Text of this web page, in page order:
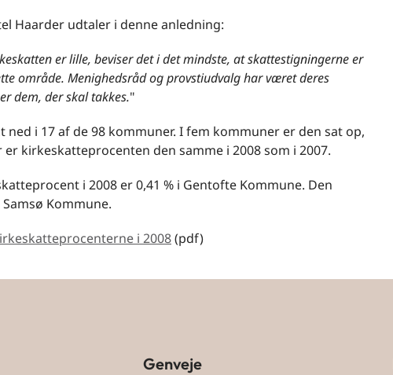
Haarder udtaler i denne anledning:
er lille, beviser det i det mindste, at skattestigningerne er
område. Menighedsråd og provstiudvalg har været deres
dem, der skal takkes."
ned i 17 af de 98 kommuner. I fem kommuner er den sat op,
kirkeskatteprocenten den samme i 2008 som i 2007.
i 2008 er 0,41 % i Gentofte Kommune. Den
Kommune.
i 2008(pdf)
Genveje